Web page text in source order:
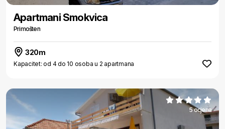
Apartmani Smokvica
Primošten
320m
Kapacitet: od 4 do 10 osoba u 2 apartmana
5 ocjena